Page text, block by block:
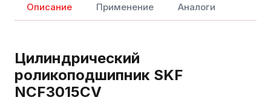
Описание Применение Аналоги
Цилиндрический
роликоподшипник SKF
NCF3015CV